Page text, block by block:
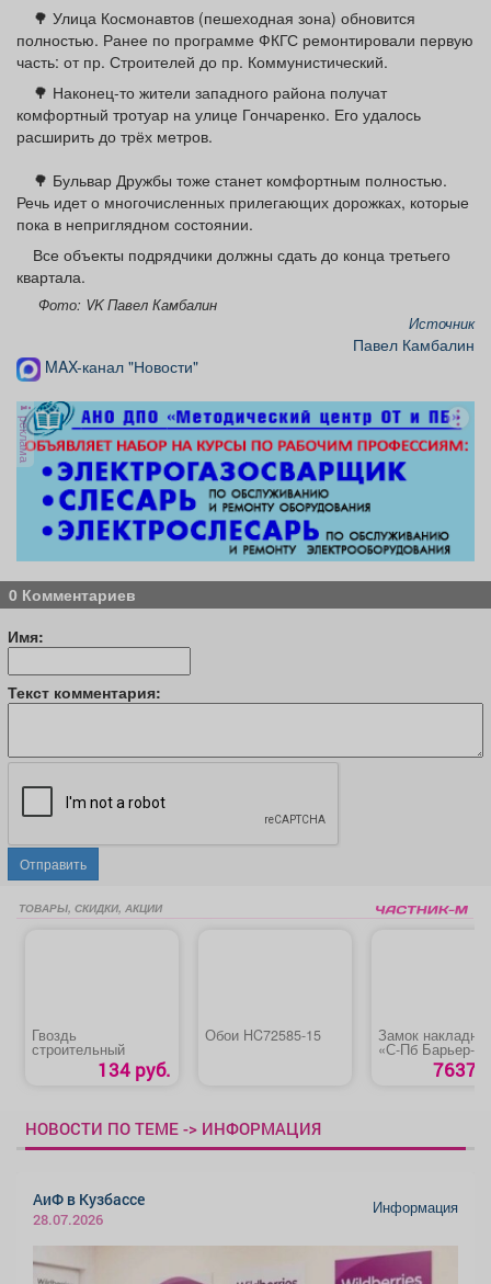
Я - пенсионер
🌳 Улица Космонавтов (пешеходная зона) обновится
полностью. Ранее по программе ФКГС ремонтировали первую
часть: от пр. Строителей до пр. Коммунистический.
🌳 Наконец-то жители западного района получат
комфортный тротуар на улице Гончаренко. Его удалось
расширить до трёх метров.
🌳 Бульвар Дружбы тоже станет комфортным полностью.
Речь идет о многочисленных прилегающих дорожках, которые
пока в неприглядном состоянии.
Все объекты подрядчики должны сдать до конца третьего
квартала.
Фото: VK Павел Камбалин
Источник
Павел Камбалин
MAX-канал "Новости"
реклама
0 Комментариев
Имя:
Текст комментария:
Отправить
ТОВАРЫ, СКИДКИ, АКЦИИ
Гвоздь
строительный
134 руб.
Обои HC72585-15 Замок
«С-Пб Барьер-
7637
НОВОСТИ ПО ТЕМЕ -> ИНФОРМАЦИЯ
АиФ в Кузбассе
28.07.2026
Информация